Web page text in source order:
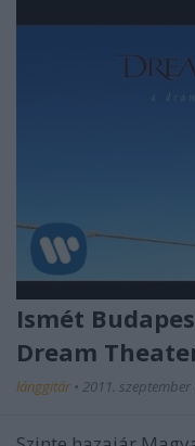
Ismét
Dream
lánggitár • 2011. szeptember